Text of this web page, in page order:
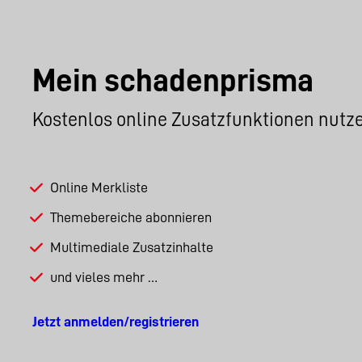
Mein schadenprisma
Kostenlos online Zusatzfunktionen
Online Merkliste
Themebereiche abonnieren
Multimediale Zusatzinhalte
und vieles mehr …
Jetzt anmelden/registrieren